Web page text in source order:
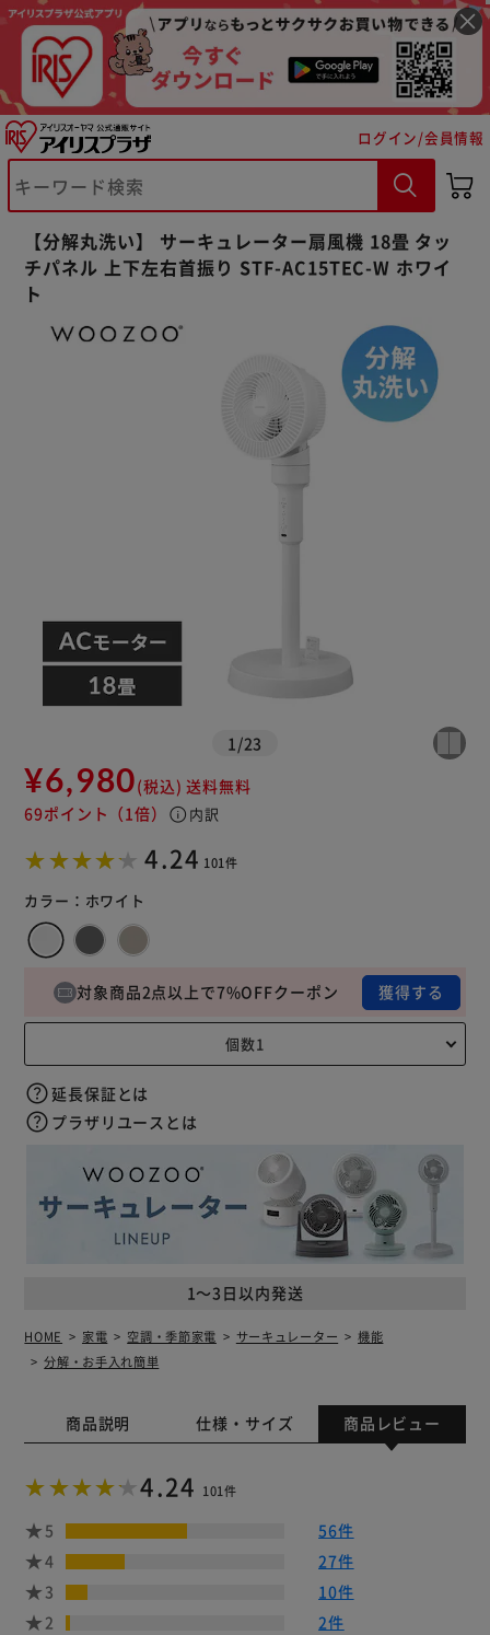
ログイン/会員情報
【分解丸洗い】 サーキュレーター扇風機 18畳 タッ
チパネル 上下左右首振り STF-AC15TEC-W ホワイ
ト
1 /23
¥6,980(税込) 送料無料
69ポイント （1倍） info 内訳
4.24 101件
カラー： ホワイト
1～3日以内発送
対象商品2点以上で7%OFFクーポン 獲得する
延長保証とは
プラザリユースとは
HOME 家電 空調・季節家電 サーキュレーター
機能
分解・お手入れ簡単
商品説明 仕様・サイズ 商品レビュー
4.24 101件
5
56件
4
27件
3
10件
2
2件
※ご確認ください
カートに入れる